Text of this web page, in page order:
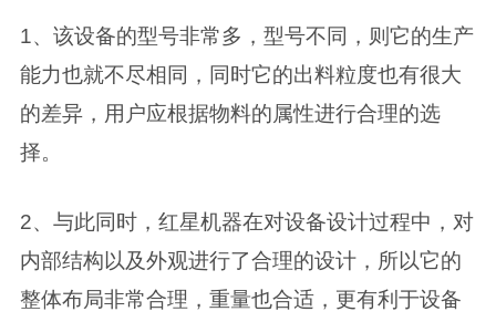
1、该设备的型号非常多，型号不同，则它的生产
能力也就不尽相同，同时它的出料粒度也有很大
的差异，用户应根据物料的属性进行合理的选
择。
2、与此同时，红星机器在对设备设计过程中，对
内部结构以及外观进行了合理的设计，所以它的
整体布局非常合理，重量也合适，更有利于设备